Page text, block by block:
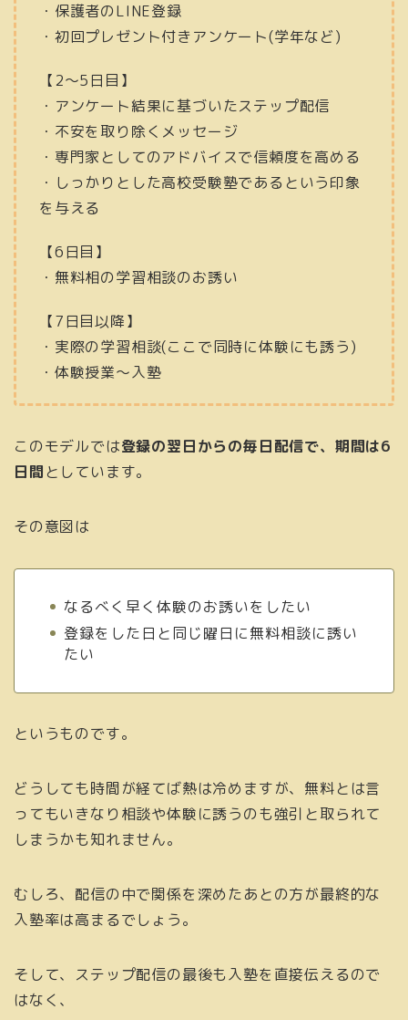
・保護者のLINE登録
・初回プレゼント付きアンケート(学年など)
【2〜5日目】
・アンケート結果に基づいたステップ配信
・不安を取り除くメッセージ
・専門家としてのアドバイスで信頼度を高める
・しっかりとした高校受験塾であるという印象
を与える
【6日目】
・無料相の学習相談のお誘い
【7日目以降】
・実際の学習相談(ここで同時に体験にも誘う)
・体験授業〜入塾
このモデルでは登録の翌日からの毎日配信で、期間は6
日間 としています。
その意図は
なるべく早く体験のお誘いをしたい
登録をした日と同じ曜日に無料相談に誘い
たい
というものです。
どうしても時間が経てば熱は冷めますが、無料とは言
ってもいきなり相談や体験に誘うのも強引と取られて
しまうかも知れません。
むしろ、配信の中で関係を深めたあとの方が最終的な
入塾率は高まるでしょう。
そして、ステップ配信の最後も入塾を直接伝えるので
はなく、